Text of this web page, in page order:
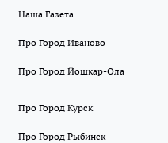
Наша Газета
Про Город Иваново
Про Город Йошкар-Ола
Про Город Курск
Про Город Рыбинск